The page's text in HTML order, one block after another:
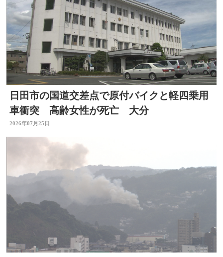
日田市の国道交差点で原付バイクと軽四乗用
車衝突 高齢女性が死亡 大分
2026年07月25日